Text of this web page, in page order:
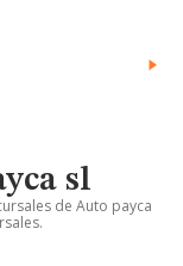
sl
de Auto payca